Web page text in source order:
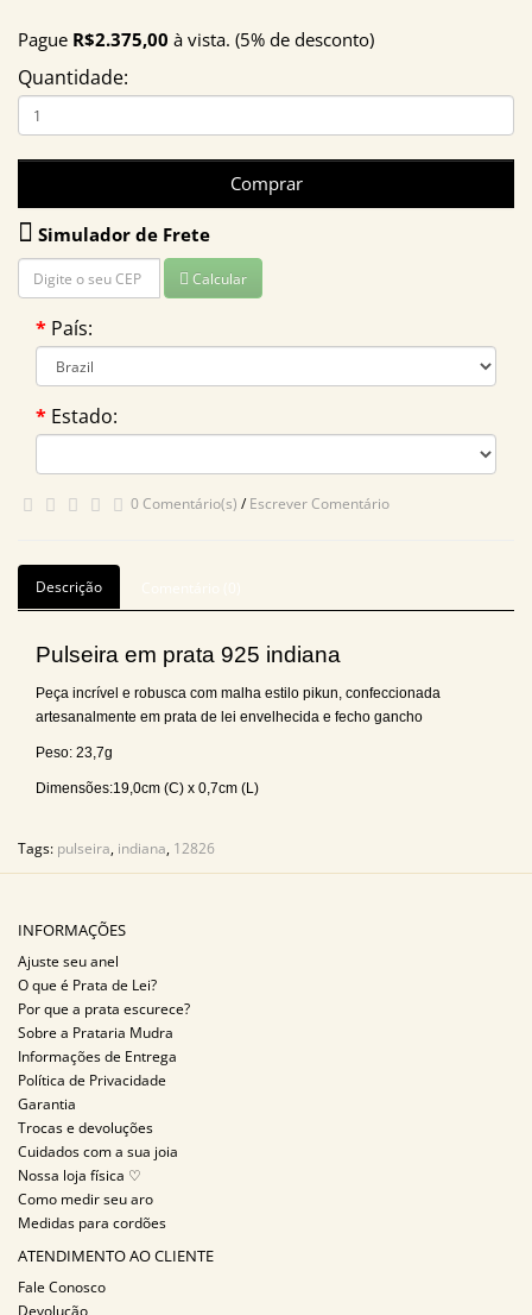
Pague R$2.375,00 à vista. (5% de desconto)
Quantidade:
Comprar
Simulador de Frete
Calcular
País:
Estado:
0 Comentário(s) /Escrever Comentário
Descrição
Pulseira em prata 925 indiana
Peça incrível e robusca com malha estilo pikun, confeccionada
artesanalmente em prata de lei envelhecida e fecho gancho
Peso: 23,7g
Dimensões:19,0cm (C) x 0,7cm (L)
Tags: pulseira, indiana, 12826
INFORMAÇÕES
Ajuste seu anel
O que é Prata de Lei?
Por que a prata escurece?
Sobre a Prataria Mudra
Informações de Entrega
Política de Privacidade
Garantia
Trocas e devoluções
Cuidados com a sua joia
Nossa loja física ♡
Como medir seu aro
Medidas para cordões
ATENDIMENTO AO CLIENTE
Fale Conosco
Devolução